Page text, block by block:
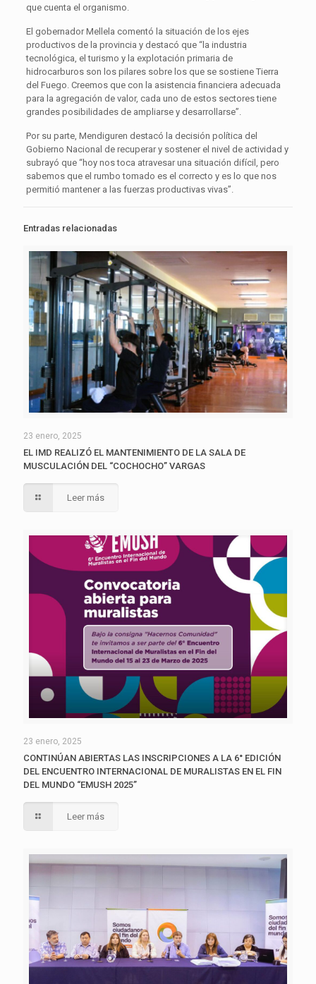
que cuenta el organismo.
El gobernador Mellela comentó la situación de los ejes
productivos de la provincia y destacó que “la industria
tecnológica, el turismo y la explotación primaria de
hidrocarburos son los pilares sobre los que se sostiene Tierra
del Fuego. Creemos que con la asistencia financiera adecuada
para la agregación de valor, cada uno de estos sectores tiene
grandes posibilidades de ampliarse y desarrollarse”.
Por su parte, Mendiguren destacó la decisión política del
Gobierno Nacional de recuperar y sostener el nivel de actividad y
subrayó que “hoy nos toca atravesar una situación difícil, pero
sabemos que el rumbo tomado es el correcto y es lo que nos
permitió mantener a las fuerzas productivas vivas”.
Entradas relacionadas
23 enero, 2025
EL IMD REALIZÓ EL MANTENIMIENTO DE LA SALA DE
MUSCULACIÓN DEL “COCHOCHO” VARGAS
Leer más
23 enero, 2025
CONTINÚAN ABIERTAS LAS INSCRIPCIONES A LA 6° EDICIÓN
DEL ENCUENTRO INTERNACIONAL DE MURALISTAS EN EL FIN
DEL MUNDO “EMUSH 2025”
Leer más